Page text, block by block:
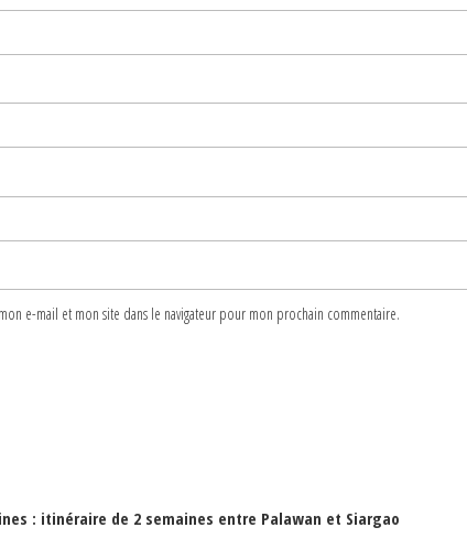
e-mail et mon site dans le navigateur pour mon prochain commentaire.
: itinéraire de 2 semaines entre Palawan et Siargao